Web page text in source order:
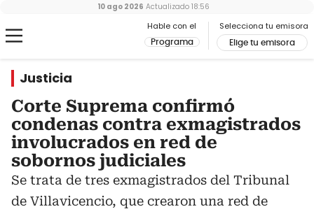
Hable con el
Programa
Selecciona tu emisora
Elige tu emisora
10 ago 2026 Actualizado 18:56
Justicia
Corte Suprema confirmó
condenas contra exmagistrados
involucrados en red de
sobornos judiciales
Se trata de tres exmagistrados del Tribunal
de Villavicencio, que crearon una red de